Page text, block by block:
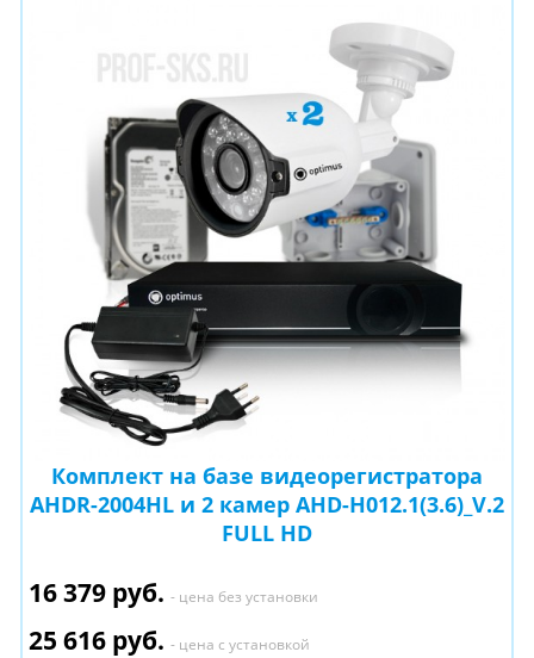
Комплект на базе видеорегистратора
AHDR-2004HL и 2 камер AHD-H012.1(3.6)_V.2
FULL HD
16 379 руб. - цена без установки
25 616 руб. - цена с установкой